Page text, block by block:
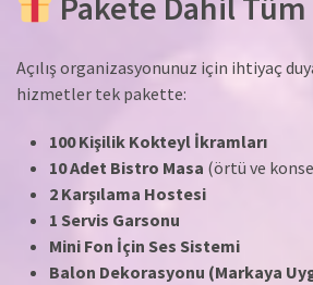
Açılış organizasyonunuz için ihtiyaç
hizmetler tek pakette:
100 Kişilik Kokteyl İkramları
10 Adet Bistro Masa (örtü ve
2 Karşılama Hostesi
1 Servis Garsonu
Mini Fon İçin Ses Sistemi
Balon Dekorasyonu (Markaya